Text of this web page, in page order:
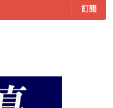
訂閱